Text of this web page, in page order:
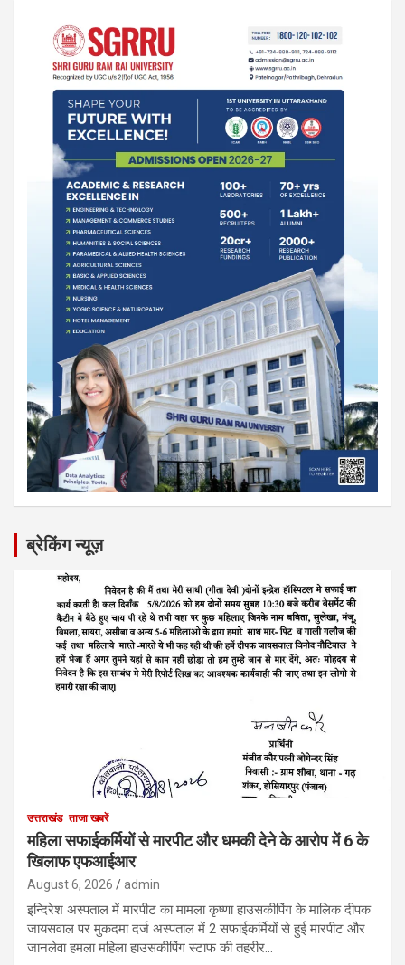
ब्रेकिंग न्यूज़
उत्तराखंड ताजा खबरें
महिला सफाईकर्मियों से मारपीट और धमकी देने के आरोप में 6 के
खिलाफ एफआईआर
August 6, 2026 admin
इन्दिरेश अस्पताल में मारपीट का मामला कृष्णा हाउसकीपिंग के मालिक दीपक
जायसवाल पर मुकदमा दर्ज अस्पताल में 2 सफाईकर्मियों से हुई मारपीट और
जानलेवा हमला महिला हाउसकीपिंग स्टाफ की तहरीर…